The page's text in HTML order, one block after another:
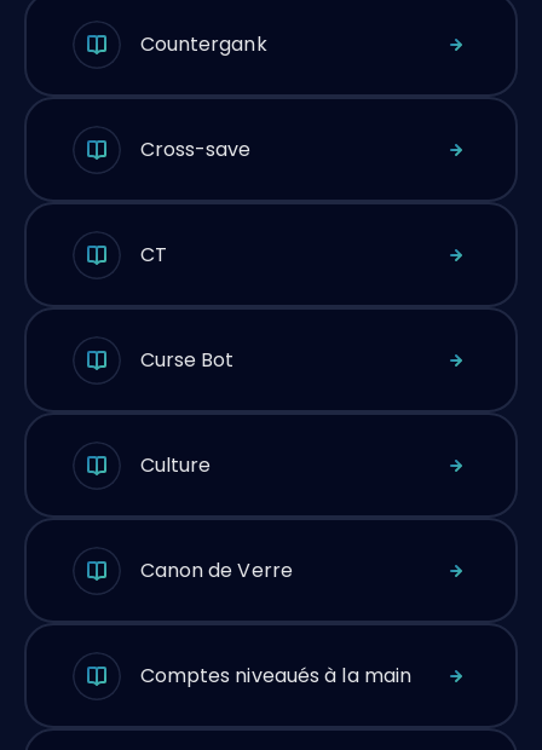
Countergank
Cross-save
CT
Curse Bot
Culture
Canon de Verre
Comptes niveaués à la main